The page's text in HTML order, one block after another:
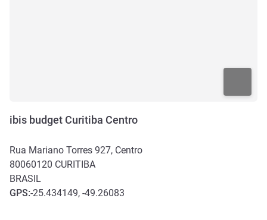
ibis budget Curitiba Centro
Rua Mariano Torres 927, Centro
80060120 CURITIBA
BRASIL
GPS:-25.434149, -49.26083